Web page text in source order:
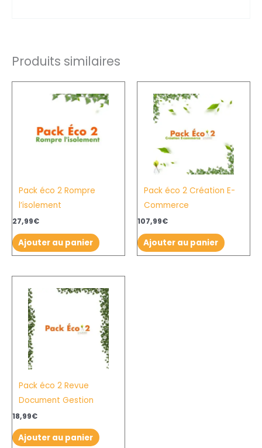
Produits similaires
Pack éco 2 Rompre
l’isolement
27,99€
Ajouter au panier
Pack éco 2 Création E-
Commerce
107,99€
Ajouter au panier
Pack éco 2 Revue
Document Gestion
18,99€
Ajouter au panier